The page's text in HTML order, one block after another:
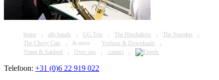
home alle bands GG Trio The Hipshakers
The Speedos
The Chevy Cats
& more
Verhuur & Downloads
Vraag & Aanbod
Over ons contact
Telefoon: +31 (0)6 22 919 022